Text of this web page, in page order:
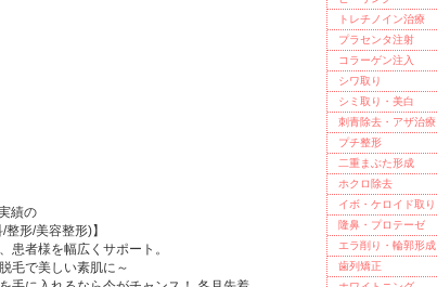
績の
形/美容整形)】
患者様を幅広くサポート。
毛で美しい素肌に～
トレチノイン治療
プラセンタ注射
コラーゲン注入
シワ取り
シミ取り・美白
刺青除去・アザ治療
プチ整形
二重まぶた形成
ホクロ除去
イボ・ケロイド取り
隆鼻・プロテーゼ
エラ削り・輪郭形成
歯列矯正